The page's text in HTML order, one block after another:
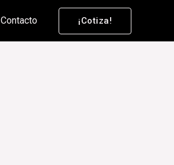
Contacto ¡Cotiza!